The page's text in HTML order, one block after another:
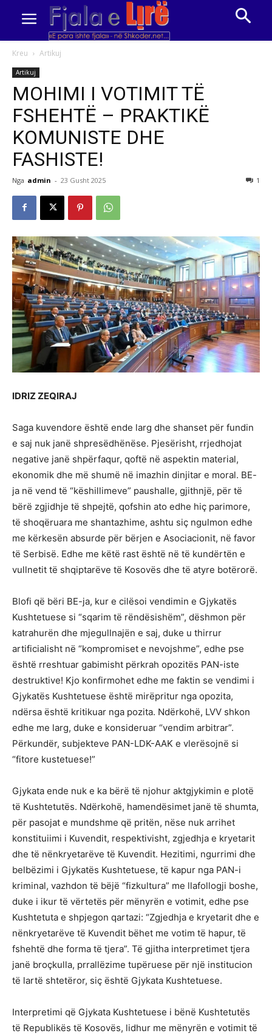
Kreu Artikuj
Artikuj
MOHIMI I VOTIMIT TË
FSHEHTË – PRAKTIKË
KOMUNISTE DHE
FASHISTE!
Nga admin - 23 Gusht 2025 1
IDRIZ ZEQIRAJ
Saga kuvendore është ende larg dhe shanset për fundin
e saj nuk janë shpresëdhënëse. Pjesërisht, rrjedhojat
negative janë shpërfaqur, qoftë në aspektin material,
ekonomik dhe më shumë në imazhin dinjitar e moral. BE-
ja në vend të “këshillimeve” paushalle, gjithnjë, për të
bërë zgjidhje të shpejtë, qofshin ato edhe hiç parimore,
të shoqëruara me shantazhime, ashtu siç ngulmon edhe
me kërkesën absurde për bërjen e Asociacionit, në favor
të Serbisë. Edhe me këtë rast është në të kundërtën e
vullnetit të shqiptarëve të Kosovës dhe të atyre botërorë.
Blofi që bëri BE-ja, kur e cilësoi vendimin e Gjykatës
Kushtetuese si “sqarim të rëndësishëm”, dëshmon për
katrahurën dhe mjegullnajën e saj, duke u thirrur
artificialisht në “kompromiset e nevojshme”, edhe pse
është rreshtuar gabimisht përkrah opozitës PAN-iste
destruktive! Kjo konfirmohet edhe me faktin se vendimi i
Gjykatës Kushtetuese është mirëpritur nga opozita,
ndërsa është kritikuar nga pozita. Ndërkohë, LVV shkon
edhe me larg, duke e konsideruar “vendim arbitrar”.
Përkundër, subjekteve PAN-LDK-AAK e vlerësojnë si
“fitore kustetuese!”
Gjykata ende nuk e ka bërë të njohur aktgjykimin e plotë
të Kushtetutës. Ndërkohë, hamendësimet janë të shumta,
për pasojat e mundshme që pritën, nëse nuk arrihet
konstituiimi i Kuvendit, respektivisht, zgjedhja e kryetarit
dhe të nënkryetarëve të Kuvendit. Hezitimi, ngurrimi dhe
belbëzimi i Gjykatës Kushtetuese, të kapur nga PAN-i
kriminal, vazhdon të bëjë “fizkultura” me llafollogji boshe,
duke i ikur të vërtetës për mënyrën e votimit, edhe pse
Kushtetuta e shpjegon qartazi: “Zgjedhja e kryetarit dhe e
nënkryetarëve të Kuvendit bëhet me votim të hapur, të
fshehtë dhe forma të tjera”. Të gjitha interpretimet tjera
janë broçkulla, prrallëzime tupëruese për një institucion
të lartë shtetëror, siç është Gjykata Kushtetuese.
Interpretimi që Gjykata Kushtetuese i bënë Kushtetutës
të Republikës të Kosovës, lidhur me mënyrën e votimit të